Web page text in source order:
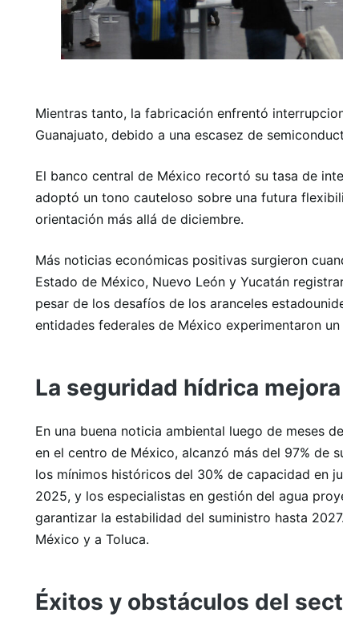
Mientras tanto, la fabricación enfrentó
Guanajuato, debido a una escasez de
El banco central de México recortó su tasa de
adoptó un tono cauteloso sobre una futura
orientación más allá de diciembre.
Más noticias económicas positivas surgieron
Estado de México, Nuevo León y Yucatán
pesar de los desafíos de los aranceles
entidades federales de México experimentaron un
La seguridad hídrica mejora
En una buena noticia ambiental luego de meses de
en el centro de México, alcanzó más del 97% de su
los mínimos históricos del 30% de capacidad en
2025, y los especialistas en gestión del agua
garantizar la estabilidad del suministro hasta 2027.
México y a Toluca.
Éxitos y obstáculos del